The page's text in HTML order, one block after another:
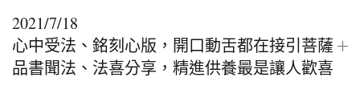
2021/7/18
心中受法、銘刻心版，開口動舌都在接引菩薩
品書聞法、法喜分享，精進供養最是讓人歡喜